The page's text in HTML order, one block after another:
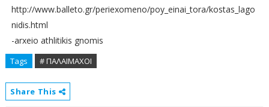
http://www.balleto.gr/periexomeno/poy_einai_tora/kostas_lago
nidis.html
-arxeio athlitikis gnomis
Tags # ΠΑΛΑΙΜΑΧΟΙ
Share This